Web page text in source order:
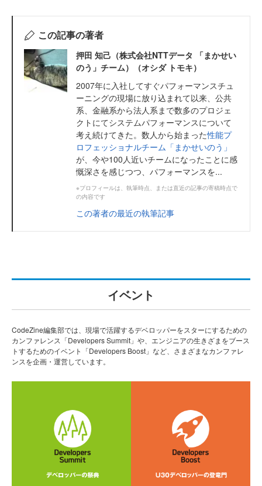
この記事の著者
押田 知己（株式会社NTTデータ 「まかせい
のう」チーム）（オシダ トモキ）
2007年に入社してすぐパフォーマンスチュ
ーニングの現場に放り込まれて以来、公共
系、金融系から法人系まで数多のプロジェ
クトにてシステムパフォーマンスについて
考え続けてきた。数人から始まった性能プ
ロフェッショナルチーム「まかせいのう」
が、今や100人近いチームになったことに感
慨深さを感じつつ、パフォーマンスを...
※プロフィールは、執筆時点、または直近の記事の寄稿時点で
の内容です
この著者の最近の執筆記事
イベント
CodeZine編集部では、現場で活躍するデベロッパーをスターにするための
カンファレンス「Developers Summit」や、エンジニアの生きざまをブース
トするためのイベント「Developers Boost」など、さまざまなカンファレ
ンスを企画・運営しています。